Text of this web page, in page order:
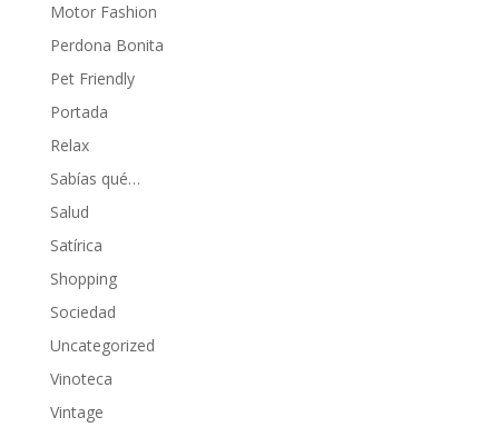
Motor Fashion
Perdona Bonita
Pet Friendly
Portada
Relax
Sabías qué…
Salud
Satírica
Shopping
Sociedad
Uncategorized
Vinoteca
Vintage